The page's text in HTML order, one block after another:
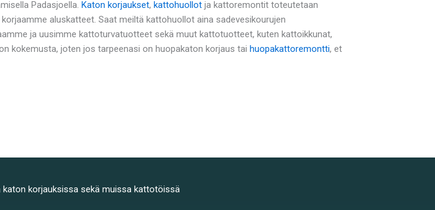
Padasjoella. Katon korjaukset, kattohuollot ja kattoremontit toteutetaan
aluskatteet. Saat meiltä kattohuollot aina sadevesikourujen
ja uusimme kattoturvatuotteet sekä muut kattotuotteet, kuten kattoikkunat,
kokemusta, joten jos tarpeenasi on huopakaton korjaus tai huopakattoremontti, et
katon korjauksissa sekä muissa kattotöissä